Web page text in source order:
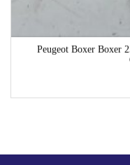
Peugeot Boxer Boxer